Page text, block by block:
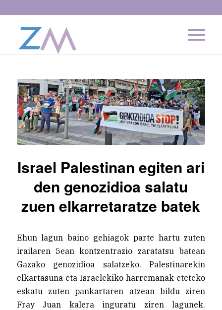
Israel Palestinan egiten ari
den genozidioa salatu
zuen elkarretaratze batek
Ehun lagun baino gehiagok parte hartu zuten
irailaren 5ean kontzentrazio zaratatsu batean
Gazako genozidioa salatzeko. Palestinarekin
elkartasuna eta Israelekiko harremanak eteteko
eskatu zuten pankartaren atzean bildu ziren
Fray Juan kalera inguratu ziren lagunek.